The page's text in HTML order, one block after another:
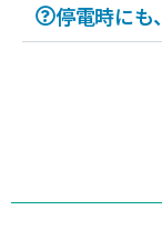
停電時にも